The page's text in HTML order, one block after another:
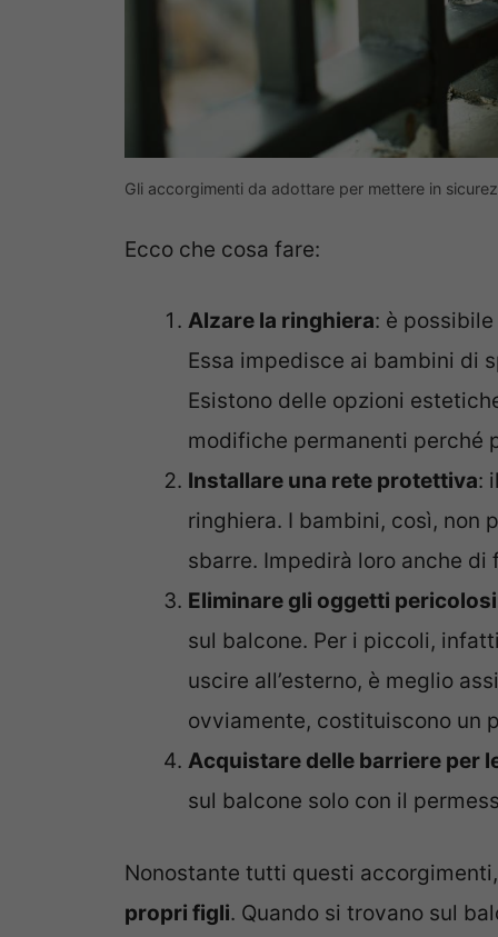
Gli accorgimenti da adottare per mettere in
Ecco che cosa fare:
Alzare la ringhiera: è
Essa impedisce ai bambini di
Esistono delle opzioni
modifiche permanenti perché
Installare una rete protettiva:
ringhiera. I bambini, così, non
sbarre. Impedirà loro anche
Eliminare gli oggetti pericolosi
sul balcone. Per i piccoli,
uscire all’esterno, è meglio
ovviamente, costituiscono un
Acquistare delle barriere per
sul balcone solo con il
Nonostante tutti questi
propri figli. Quando si trovano sul